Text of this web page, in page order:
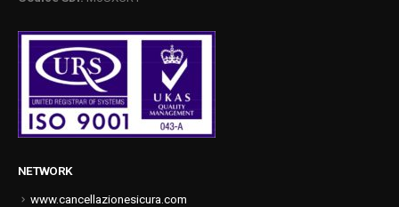
NETWORK
www.cancellazionesicura.com